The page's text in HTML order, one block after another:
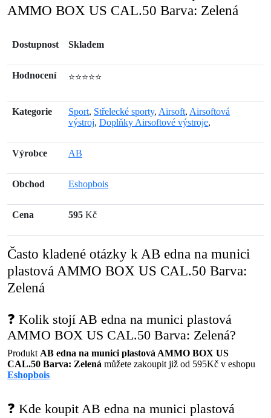
AMMO BOX US CAL.50 Barva: Zelená
Dostupnost Skladem
Hodnocení ⭐⭐⭐⭐⭐
Kategorie Sport, Střelecké sporty, Airsoft, Airsoftová
výstroj, Doplňky Airsoftové výstroje,
Výrobce AB
Obchod Eshopbois
Cena 595 Kč
Často kladené otázky k AB edna na munici
plastová AMMO BOX US CAL.50 Barva:
Zelená
❓ Kolik stojí AB edna na munici plastová
AMMO BOX US CAL.50 Barva: Zelená?
Produkt AB edna na munici plastová AMMO BOX US
CAL.50 Barva: Zelená můžete zakoupit již od 595Kč v eshopu
Eshopbois
❓ Kde koupit AB edna na munici plastová